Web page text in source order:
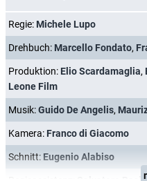
Regie: Michele Lupo
Drehbuch: Marcello Fondato,
Produktion: Elio Scardamaglia,
Leone Film
Musik:Guido De Angelis,
Kamera: Franco di Giacomo
Schnitt: Eugenio Alabiso